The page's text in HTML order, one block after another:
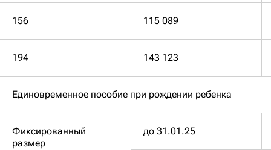
156 115 089
194 143 123
Единовременное пособие при рождении ребенка
Фиксированный
размер
до 31.01.25